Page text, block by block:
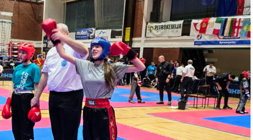
Popis poslova na području VPŽ
25.11.2024.
slatina.net
Ljeto donosi bezbrižnu igru, ali
i zdravstvene izazove
25.11.2024.
slatina.net